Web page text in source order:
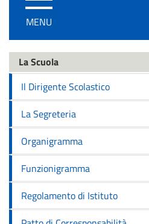
/
disattiva
navigazione
MENU
La Scuola
Il Dirigente Scolastico
La Segreteria
Organigramma
Funzionigramma
Regolamento di Istituto